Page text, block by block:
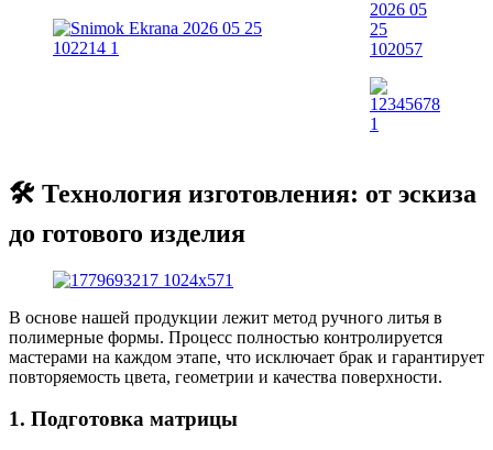
🛠 Технология изготовления: от эскиза
до готового изделия
В основе нашей продукции лежит метод ручного литья в
полимерные формы. Процесс полностью контролируется
мастерами на каждом этапе, что исключает брак и гарантирует
повторяемость цвета, геометрии и качества поверхности.
1. Подготовка матрицы